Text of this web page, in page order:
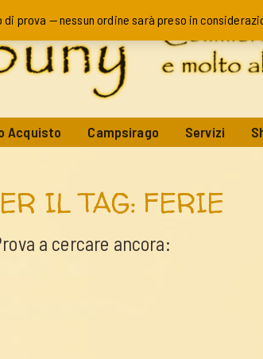
Acquisto Campsirago Servizi
IL TAG: FERIE
a cercare ancora:
di prova — nessun ordine sarà preso in